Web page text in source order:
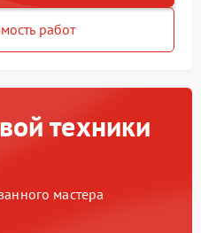
работ
техники
мастера